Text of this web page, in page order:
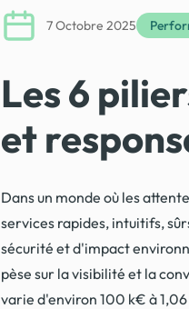
7 Octobre 2025
Les 6
et
Dans un monde où les
services rapides, intuitifs,
sécurité et d'impact
pèse sur la visibilité et la
varie d'environ 100 k€ à